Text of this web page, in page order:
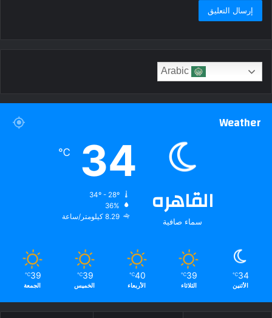
Weather
القاهره
سماء صافية
34
℃
36%
8.29 كيلومتر/ساعة
34
℃
الأثنين
39
℃
الثلاثاء
40
℃
الأربعاء
39
℃
الخميس
39
℃
الجمعة